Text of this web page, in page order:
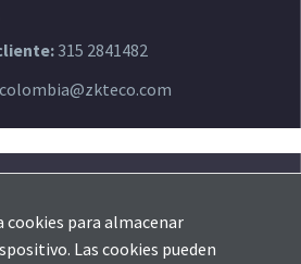
315 2841482
para almacenar
Las cookies pueden